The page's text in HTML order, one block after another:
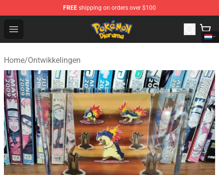
FREE shipping on orders over $100
Open menu
Pokemon Diorama Shop - The Best Store of Pokemon
Home/Ontwikkelingen